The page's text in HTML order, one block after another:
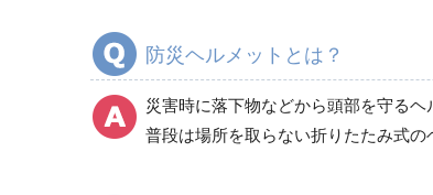
ヘルメット
避難用セット品
その他
防災ヘルメットとは？
災害時に落下物などから頭部を守る
普段は場所を取らない折りたたみ式の